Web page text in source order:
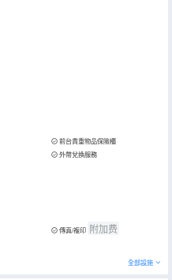
前台貴重物品保險櫃
外幣兌換服務
傳真/複印 附加费
全部設施